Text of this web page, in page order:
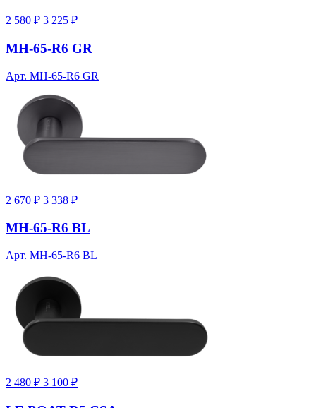
2 580 ₽ 3 225 ₽
MH-65-R6 GR
Арт. MH-65-R6 GR
2 670 ₽ 3 338 ₽
MH-65-R6 BL
Арт. MH-65-R6 BL
2 480 ₽ 3 100 ₽